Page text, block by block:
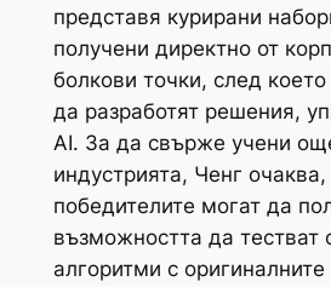
представя курирани
получени директно от
болкови точки, след
да разработят решения,
AI. За да свърже учени
индустрията, Ченг очаква,
победителите могат да
възможността да тестват
алгоритми с оригиналните